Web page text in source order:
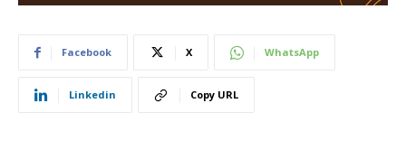
Facebook X WhatsApp
Linkedin Copy URL